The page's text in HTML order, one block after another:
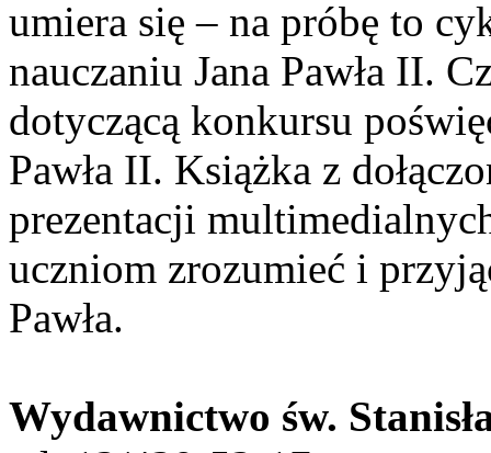
umiera się – na próbę to
nauczaniu Jana Pawła II.
dotyczącą konkursu
Pawła II. Książka z
prezentacji
uczniom zrozumieć i
Pawła.
Wydawnictwo św.